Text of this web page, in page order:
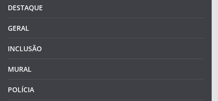
DESTAQUE
GERAL
INCLUSÃO
MURAL
POLÍCIA